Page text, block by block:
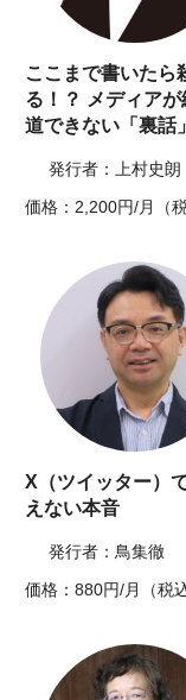
ここまで書いたら
る！？ メディアが
道できない「裏話」
発行者：上村史朗
価格：2,200円/月（税
X（ツイッター）
えない本音
発行者：鳥集徹
価格：880円/月（税込